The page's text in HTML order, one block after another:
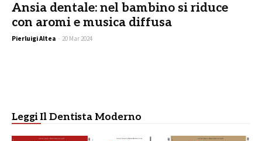
Ansia dentale: nel bambino si riduce
con aromi e musica diffusa
Pierluigi Altea - 20 Mar 2024
Leggi Il Dentista Moderno